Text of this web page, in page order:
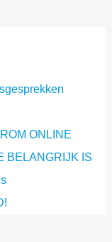
ONLINE
BELANGRIJK IS